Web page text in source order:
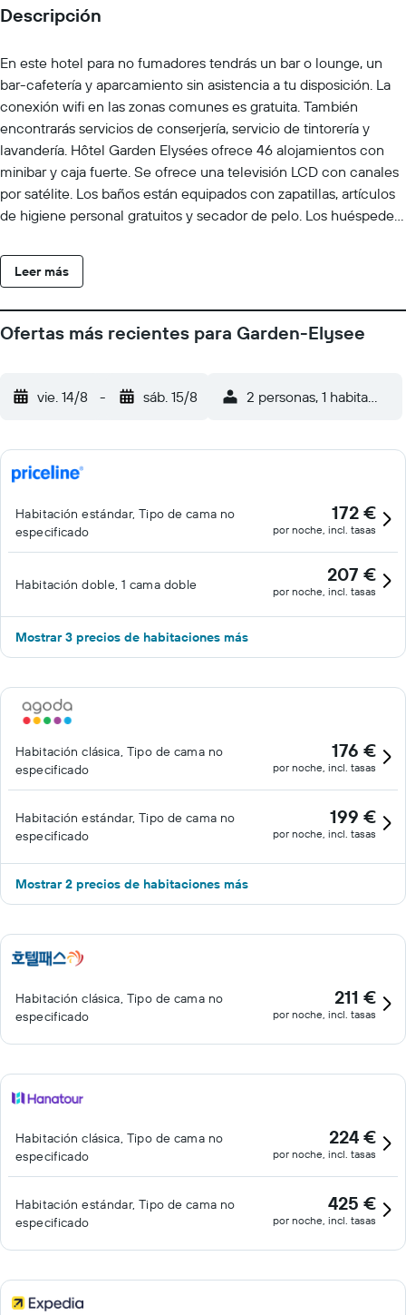
Descripción
En este hotel para no fumadores tendrás un bar o lounge, un
bar-cafetería y aparcamiento sin asistencia a tu disposición. La
conexión wifi en las zonas comunes es gratuita. También
encontrarás servicios de conserjería, servicio de tintorería y
lavandería. Hôtel Garden Elysées ofrece 46 alojamientos con
minibar y caja fuerte. Se ofrece una televisión LCD con canales
por satélite. Los baños están equipados con zapatillas, artículos
de higiene personal gratuitos y secador de pelo. Los huéspedes
wifi gratis. Los servicios para las personas de negocios incluyen
escritorio y teléfono. Las habitaciones también incluyen botella
limpieza todos los días y es posible solicitar tabla de planchar
con plancha. Se pueden practicar las actividades de ocio y
cerca del alojamiento (es posible que se aplique un recargo).
Leer más
Ofertas más recientes para Garden-Elysee
vie. 14/8 - sáb. 15/8 2 personas, 1 habitación
Habitación estándar, Tipo de cama no
especificado
172 €
por noche, incl. tasas
Habitación doble, 1 cama doble 207 €
por noche, incl. tasas
Mostrar 3 precios de habitaciones más
Habitación clásica, Tipo de cama no
especificado
176 €
por noche, incl. tasas
Habitación estándar, Tipo de cama no
especificado
199 €
por noche, incl. tasas
Mostrar 2 precios de habitaciones más
Habitación clásica, Tipo de cama no
especificado
211 €
por noche, incl. tasas
Habitación clásica, Tipo de cama no
especificado
224 €
por noche, incl. tasas
Habitación estándar, Tipo de cama no
especificado
425 €
por noche, incl. tasas